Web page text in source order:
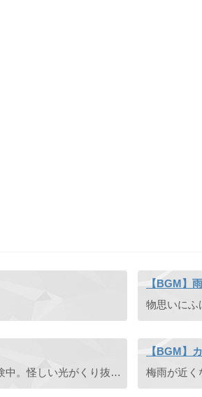
【BGM】
かぼちゃ型の家の中で、魔法使いが何やらコトコトと実験中。怪しい光がくり抜かれたかぼちゃの中からチラチラとあたりの森を照らす。
【BGM】